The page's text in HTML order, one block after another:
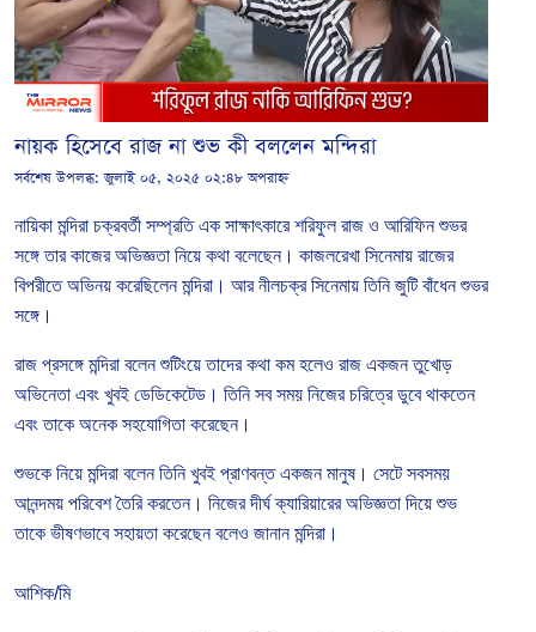
নায়ক হিসেবে রাজ না শুভ কী বললেন মন্দিরা
সর্বশেষ উপলব্ধ:জুলাই ০৫, ২০২৫ ০২:৪৮ অপরাহ্ন
নায়িকা মন্দিরা চক্রবর্তী সম্প্রতি এক সাক্ষাৎকারে শরিফুল রাজ ও আরিফিন শুভর
সঙ্গে তার কাজের অভিজ্ঞতা নিয়ে কথা বলেছেন। কাজলরেখা সিনেমায় রাজের
বিপরীতে অভিনয় করেছিলেন মন্দিরা। আর নীলচক্র সিনেমায় তিনি জুটি বাঁধেন শুভর
সঙ্গে।
রাজ প্রসঙ্গে মন্দিরা বলেন শুটিংয়ে তাদের কথা কম হলেও রাজ একজন তুখোড়
অভিনেতা এবং খুবই ডেডিকেটেড। তিনি সব সময় নিজের চরিত্রে ডুবে থাকতেন
এবং তাকে অনেক সহযোগিতা করেছেন।
শুভকে নিয়ে মন্দিরা বলেন তিনি খুবই প্রাণবন্ত একজন মানুষ। সেটে সবসময়
আনন্দময় পরিবেশ তৈরি করতেন। নিজের দীর্ঘ ক্যারিয়ারের অভিজ্ঞতা দিয়ে শুভ
তাকে ভীষণভাবে সহায়তা করেছেন বলেও জানান মন্দিরা।
আশিক/মি